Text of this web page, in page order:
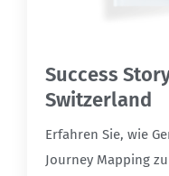
Success
Switzerland
Erfahren Sie, wie
Journey Mapping